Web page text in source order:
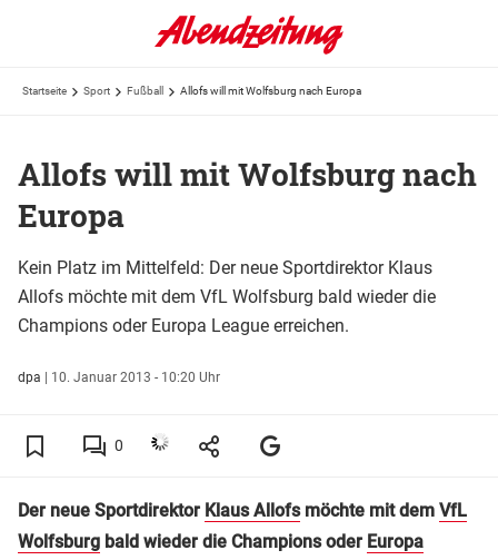
Startseite Sport Fußball Allofs will mit Wolfsburg nach Europa
Allofs will mit Wolfsburg nach
Europa
Kein Platz im Mittelfeld: Der neue Sportdirektor Klaus
Allofs möchte mit dem VfL Wolfsburg bald wieder die
Champions oder Europa League erreichen.
dpa | 10. Januar 2013 - 10:20 Uhr
0
Der neue Sportdirektor Klaus Allofsmöchte mit dem VfL
Wolfsburg bald wieder die Champions oder Europa